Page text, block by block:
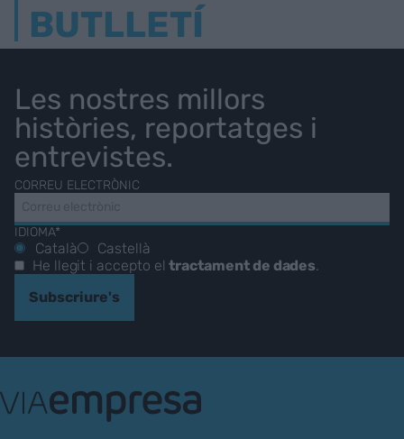
BUTLLETÍ
Les nostres millors
històries, reportatges i
entrevistes.
CORREU ELECTRÒNIC
IDIOMA*
Català
Castellà
He llegit i accepto eltractament de dades
Subscriure's